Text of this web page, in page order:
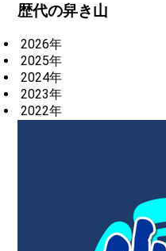
歴代の舁き山
2026年
2025年
2024年
2023年
2022年